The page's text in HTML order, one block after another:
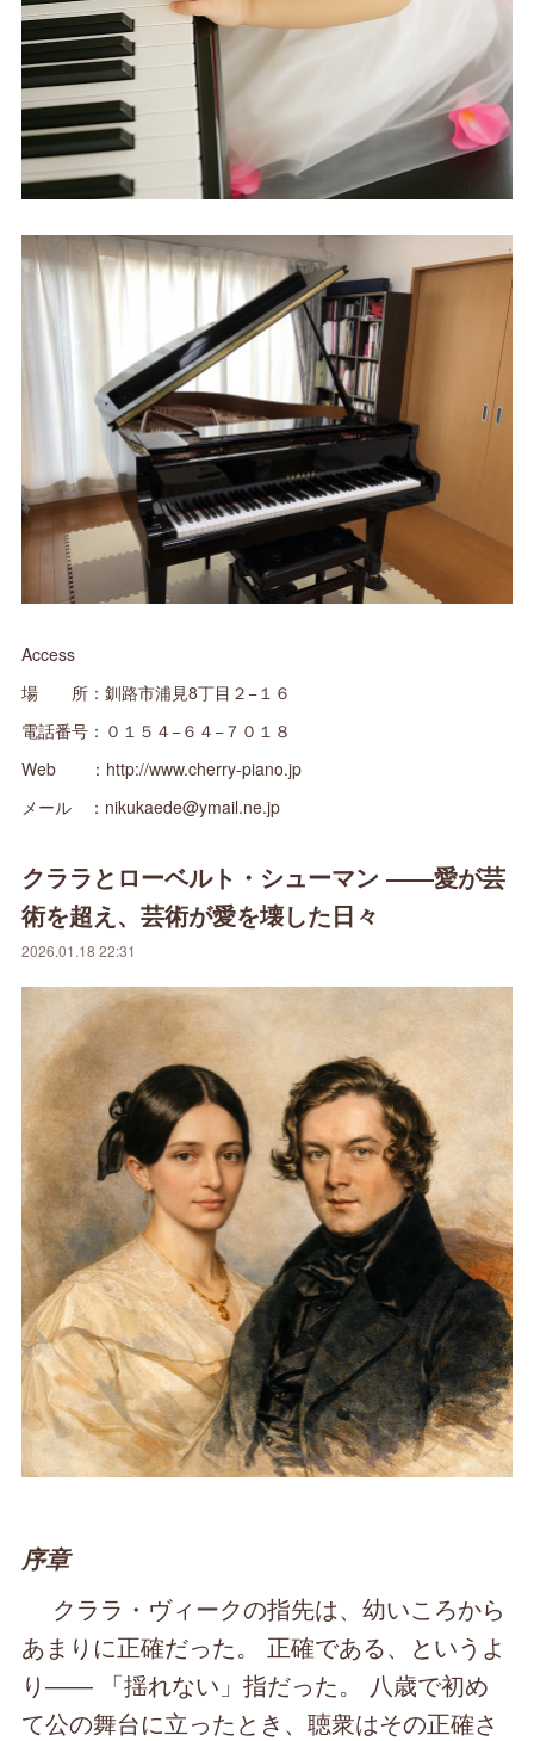
Access
場 所：釧路市浦見8丁目２−１６
電話番号：０１５４−６４−７０１８
Web ：http://www.cherry-piano.jp
メール ：nikukaede@ymail.ne.jp
クララとローベルト・シューマン ――愛が芸
術を超え、芸術が愛を壊した日々
2026.01.18 22:31
序章
クララ・ヴィークの指先は、幼いころから
あまりに正確だった。 正確である、というよ
り―― 「揺れない」指だった。 八歳で初め
て公の舞台に立ったとき、聴衆はその正確さ